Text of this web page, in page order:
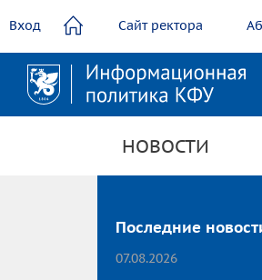
содержанию
Вход Сайт ректора
НОВОСТИ
Последние
07.08.2026